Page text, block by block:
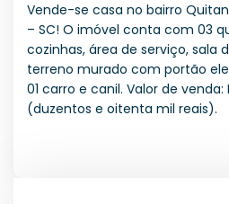
Vende-se casa no bairro
– SC! O imóvel conta com 03
cozinhas, área de serviço, sala
terreno murado com portão
01 carro e canil. Valor de venda:
(duzentos e oitenta mil reais).